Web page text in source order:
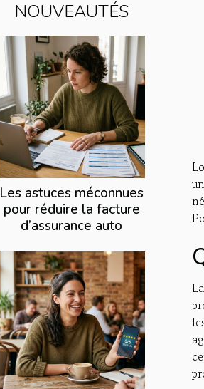
NOUVEAUTÉS
Les astuces méconnues
pour réduire la facture
d’assurance auto